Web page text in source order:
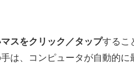
スをクリック／タップするこ
は、コンピュータが自動的に